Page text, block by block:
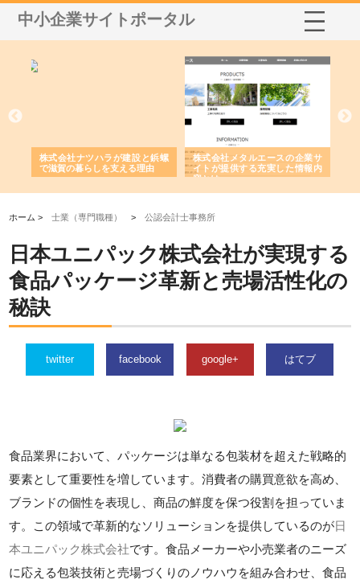
中小企業サイトポータル
株式会社ナツハラが建設と鋲螺
で滋賀の暮らしを支える理由
株式会社メタルエースの企業サ
イトが提供する充実した情報内
容とは
ホーム >士業（専門職種） >公認会計士事務所
日本ユニパック株式会社が実現する
食品パッケージ革新と売場活性化の
秘訣
twitter facebook google+ はてブ
食品業界において、パッケージは単なる包装材を超えた戦略的
要素として重要性を増しています。消費者の購買意欲を高め、
ブランドの個性を表現し、商品の鮮度を保つ役割を担っていま
す。この領域で革新的なソリューションを提供しているのが日
本ユニパック株式会社です。食品メーカーや小売業者のニーズ
に応える包装技術と売場づくりのノウハウを組み合わせ、食品